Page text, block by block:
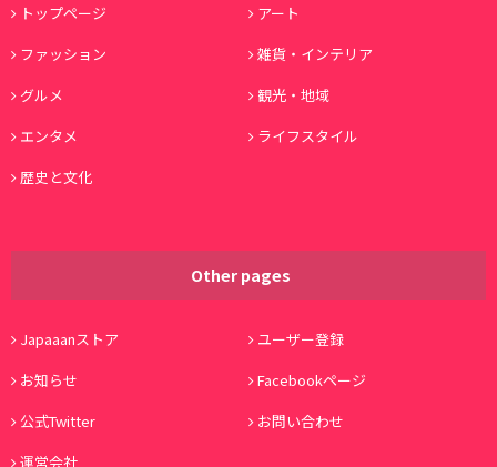
トップページ
アート
ファッション
雑貨・インテリア
グルメ
観光・地域
エンタメ
ライフスタイル
歴史と文化
Other pages
Japaaanストア
ユーザー登録
お知らせ
Facebookページ
公式Twitter
お問い合わせ
運営会社